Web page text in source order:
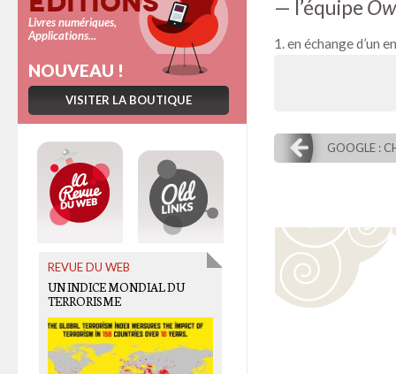
— l’équipe
en échange d’un
GOOGLE :
Livres numériques,
Applications...
NOUVEAU !
VISITER LA BOUTIQUE
REVUE DU WEB
UN INDICE MONDIAL DU
TERRORISME
OLD LINKS
SPÉLÉOLOGIE URBAINE À
BROOKLYN